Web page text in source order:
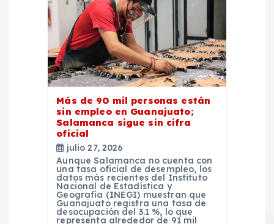
Más de 90 mil personas están
sin empleo en Guanajuato;
Salamanca sigue sin cifra
oficial
julio 27, 2026
Aunque Salamanca no cuenta con
una tasa oficial de desempleo, los
datos más recientes del Instituto
Nacional de Estadística y
Geografía (INEGI) muestran que
Guanajuato registra una tasa de
desocupación del 3.1 %, lo que
representa alrededor de 91 mil